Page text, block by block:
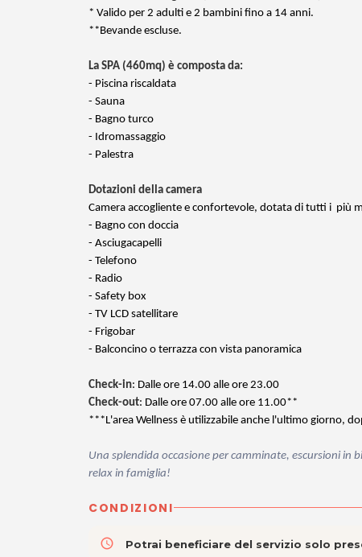
* Valido per 2 adulti e 2 bambini fino a 14 anni.
**Bevande escluse.
La SPA (460mq) è composta da:
- Piscina riscaldata
- Sauna
- Bagno turco
- Idromassaggio
- Palestra
Dotazioni della camera
Camera accogliente e confortevole, dotata di tutti i più
- Bagno con doccia
- Asciugacapelli
- Telefono
- Radio
- Safety box
- TV LCD satellitare
- Frigobar
- Balconcino o terrazza con vista panoramica
Check-in: Dalle ore 14.00 alle ore 23.00
Check-out: Dalle ore 07.00 alle ore 11.00**
***L'area Wellness è utilizzabile anche l'ultimo giorno,
Una splendida occasione per camminate, escursioni in
relax in famiglia!
CONDIZIONI
access_time Potrai beneficiare del servizio solo